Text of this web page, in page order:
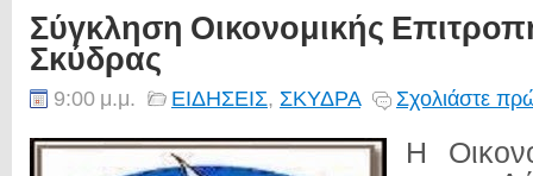
Σύγκληση Οικονομικής
Σκύδρας
9:00 μ.μ. ΕΙΔΗΣΕΙΣ, ΣΚΥΔΡΑ Σχολιάστε
Η